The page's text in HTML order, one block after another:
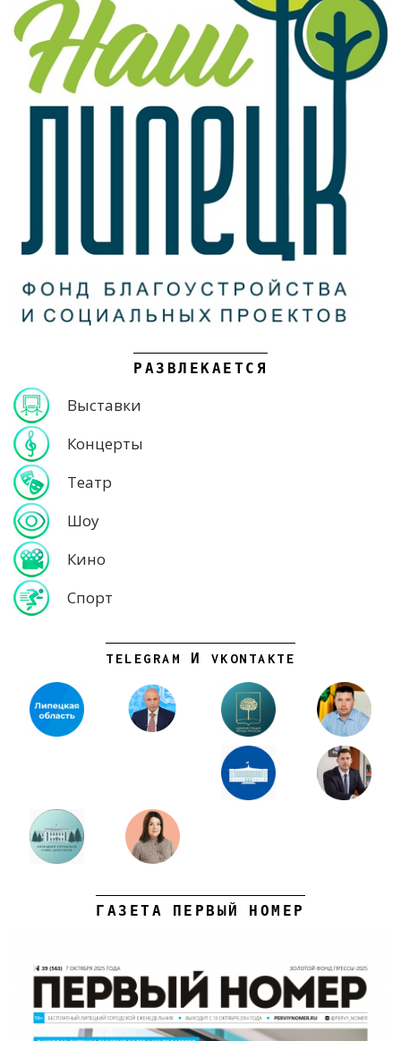
РАЗВЛЕКАЕТСЯ
Выставки
Концерты
Театр
Шоу
Кино
Спорт
TELEGRAM И VKONTAKTE
ГАЗЕТА ПЕРВЫЙ НОМЕР